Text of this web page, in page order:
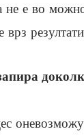
не е во
врз